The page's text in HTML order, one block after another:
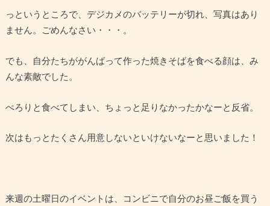
っというところで、デジカメのバッテリーが切れ、写真はあり
ません。ごめんなさい・・・。
でも、自分たちががんばって作った焼きそばを食べる顔は、み
んな素敵でした。
ぺろりと食べてしまい、ちょっと足りなかったかなーと反省。
次はもっとたくさん用意しないといけないなーと思いました！
来週の土曜日のイベントは、コンビニで自分のお昼ご飯を買う